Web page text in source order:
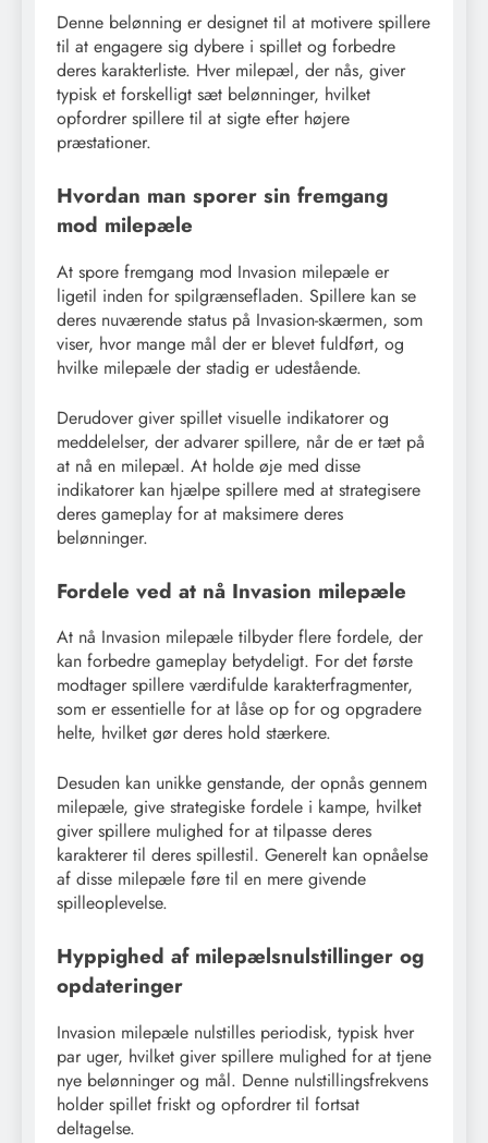
Denne belønning er designet til at motivere spillere
til at engagere sig dybere i spillet og forbedre
deres karakterliste. Hver milepæl, der nås, giver
typisk et forskelligt sæt belønninger, hvilket
opfordrer spillere til at sigte efter højere
præstationer.
Hvordan man sporer sin fremgang
mod milepæle
At spore fremgang mod Invasion milepæle er
ligetil inden for spilgrænsefladen. Spillere kan se
deres nuværende status på Invasion-skærmen, som
viser, hvor mange mål der er blevet fuldført, og
hvilke milepæle der stadig er udestående.
Derudover giver spillet visuelle indikatorer og
meddelelser, der advarer spillere, når de er tæt på
at nå en milepæl. At holde øje med disse
indikatorer kan hjælpe spillere med at strategisere
deres gameplay for at maksimere deres
belønninger.
Fordele ved at nå Invasion milepæle
At nå Invasion milepæle tilbyder flere fordele, der
kan forbedre gameplay betydeligt. For det første
modtager spillere værdifulde karakterfragmenter,
som er essentielle for at låse op for og opgradere
helte, hvilket gør deres hold stærkere.
Desuden kan unikke genstande, der opnås gennem
milepæle, give strategiske fordele i kampe, hvilket
giver spillere mulighed for at tilpasse deres
karakterer til deres spillestil. Generelt kan opnåelse
af disse milepæle føre til en mere givende
spilleoplevelse.
Hyppighed af milepælsnulstillinger og
opdateringer
Invasion milepæle nulstilles periodisk, typisk hver
par uger, hvilket giver spillere mulighed for at tjene
nye belønninger og mål. Denne nulstillingsfrekvens
holder spillet friskt og opfordrer til fortsat
deltagelse.